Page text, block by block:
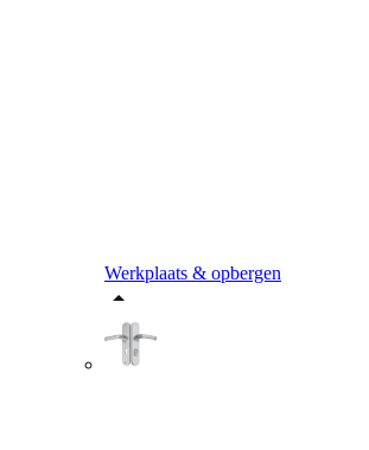
Werkplaats & opbergen